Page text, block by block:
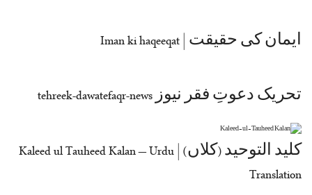
ایمان کی حقیقت | Iman ki haqeeqat
تحریک دعوتِ فقر نیوز tehreek-dawatefaqr-news
کلید التوحید (کلاں) | Kaleed ul Tauheed Kalan – Urdu
Translation